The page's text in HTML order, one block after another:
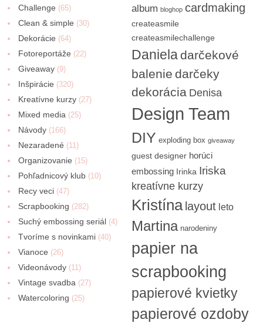
Challenge (65)
Clean & simple (30)
Dekorácie (64)
Fotoreportáže (22)
Giveaway (9)
Inšpirácie (320)
Kreatívne kurzy (27)
Mixed media (25)
Návody (166)
Nezaradené (11)
Organizovanie (15)
Pohľadnicový klub (10)
Recy veci (47)
Scrapbooking (282)
Suchý embossing seriál (4)
Tvoríme s novinkami (40)
Vianoce (26)
Videonávody (11)
Vintage svadba (27)
Watercoloring (25)
album bloghop cardmaking
createasmile
createasmilechallenge
Daniela darčekové
balenie darčeky
dekorácia Denisa
Design Team
DIY exploding box giveaway
guest designer horúci
embossing Irinka Iriska
kreatívne kurzy
Kristína layout leto
Martina narodeniny
papier na
scrapbooking
papierové kvietky
papierové ozdoby